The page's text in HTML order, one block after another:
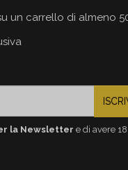
un carrello di almeno
la Newsletter e di avere